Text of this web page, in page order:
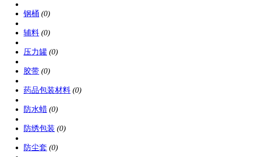
钢桶 (0)
辅料 (0)
压力罐 (0)
胶带 (0)
药品包装材料 (0)
防水蜡 (0)
防绣包装 (0)
防尘套 (0)